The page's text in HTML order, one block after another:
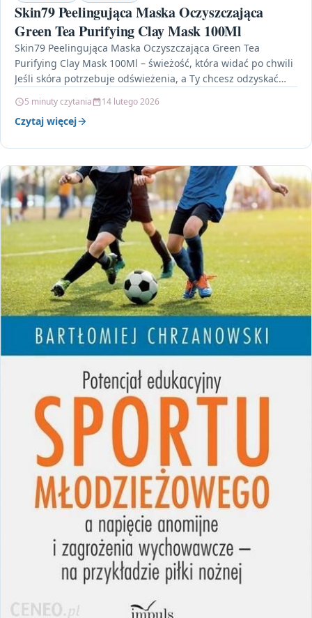
Skin79 Peelingująca Maska Oczyszczająca
Green Tea Purifying Clay Mask 100Ml
Skin79 Peelingująca Maska Oczyszczająca Green Tea
Purifying Clay Mask 100Ml – świeżość, która widać po chwili
Jeśli skóra potrzebuje odświeżenia, a Ty chcesz odzyskać…
5 minuty czytania 14 lutego 2026
Czytaj więcej